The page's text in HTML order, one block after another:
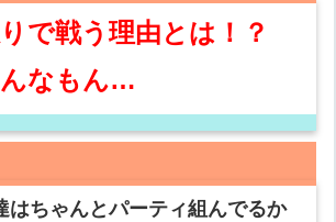
で戦う理由とは！？
なもん…
はちゃんとパーティ組んでるか